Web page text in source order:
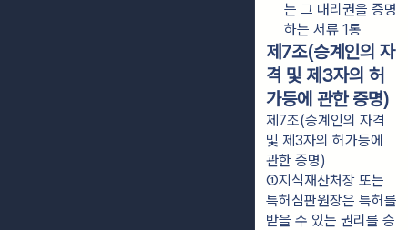
는 그 대리권을 증명
하는 서류 1통
제7조(승계인의 자
격 및 제3자의 허
가등에 관한 증명)
제7조(승계인의 자격
및 제3자의 허가등에
관한 증명)
①지식재산처장 또는
특허심판원장은 특허를
받을 수 있는 권리를 승